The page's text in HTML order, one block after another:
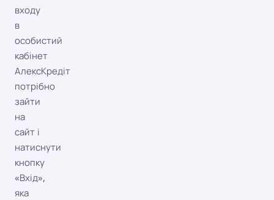
входу
в
особистий
кабінет
АлексКредіт
потрібно
зайти
на
сайт і
натиснути
кнопку
«Вхід»,
яка